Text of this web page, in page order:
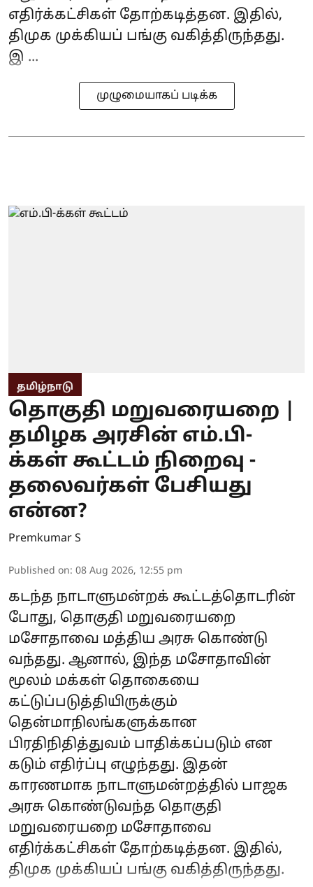
எதிர்க்கட்சிகள் தோற்கடித்தன. இதில்,
திமுக முக்கியப் பங்கு வகித்திருந்தது.
இ ...
முழுமையாகப் படிக்க
தமிழ்நாடு
தொகுதி மறுவரையறை |
தமிழக அரசின் எம்.பி-
க்கள் கூட்டம் நிறைவு -
தலைவர்கள் பேசியது
என்ன?
Premkumar S
Published on: 08 Aug 2026, 12:55 pm
கடந்த நாடாளுமன்றக் கூட்டத்தொடரின்
போது, தொகுதி மறுவரையறை
மசோதாவை மத்திய அரசு கொண்டு
வந்தது. ஆனால், இந்த மசோதாவின்
மூலம் மக்கள் தொகையை
கட்டுப்படுத்தியிருக்கும்
தென்மாநிலங்களுக்கான
பிரதிநிதித்துவம் பாதிக்கப்படும் என
கடும் எதிர்ப்பு எழுந்தது. இதன்
காரணமாக நாடாளுமன்றத்தில் பாஜக
அரசு கொண்டுவந்த தொகுதி
மறுவரையறை மசோதாவை
எதிர்க்கட்சிகள் தோற்கடித்தன. இதில்,
திமுக முக்கியப் பங்கு வகித்திருந்தது.